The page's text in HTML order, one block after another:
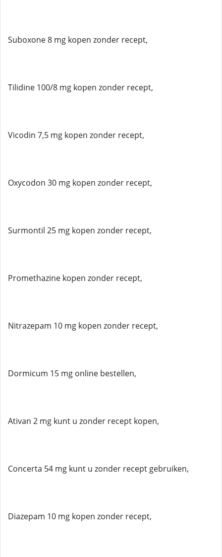
Suboxone 8 mg kopen zonder recept,
Tilidine 100/8 mg kopen zonder recept,
Vicodin 7,5 mg kopen zonder recept,
Oxycodon 30 mg kopen zonder recept,
Surmontil 25 mg kopen zonder recept,
Promethazine kopen zonder recept,
Nitrazepam 10 mg kopen zonder recept,
Dormicum 15 mg online bestellen,
Ativan 2 mg kunt u zonder recept kopen,
Concerta 54 mg kunt u zonder recept gebruiken,
Diazepam 10 mg kopen zonder recept,